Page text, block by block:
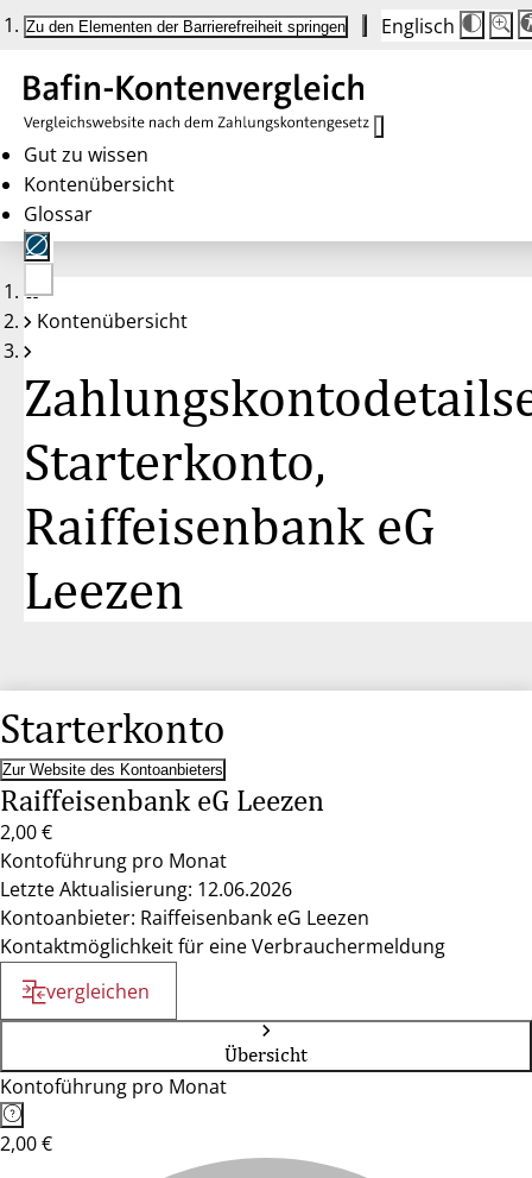
Zu den Elementen der Barrierefreiheit springen Englisch
Die
auf
100
100
Gut zu wissen
Kontenübersicht
Glossar
Keine
Konten
Kontenübersicht
Starterkonto,
Raiffeisenbank eG
Leezen
Starterkonto
Zur Website des Kontoanbieters
Raiffeisenbank eG Leezen
2,00 €
Kontoführung pro Monat
Letzte Aktualisierung: 12.06.2026
Kontoanbieter: Raiffeisenbank eG Leezen
Kontaktmöglichkeit für eine Verbrauchermeldung
vergleichen
Übersicht
Kontoführung pro Monat
2,00 €